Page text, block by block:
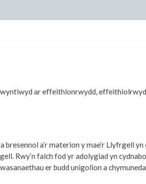
ar effeithlonrwydd,
a’r materion y mae’r Llyfrgell yn
Rwy’n falch fod yr adolygiad yn
er budd unigolion a